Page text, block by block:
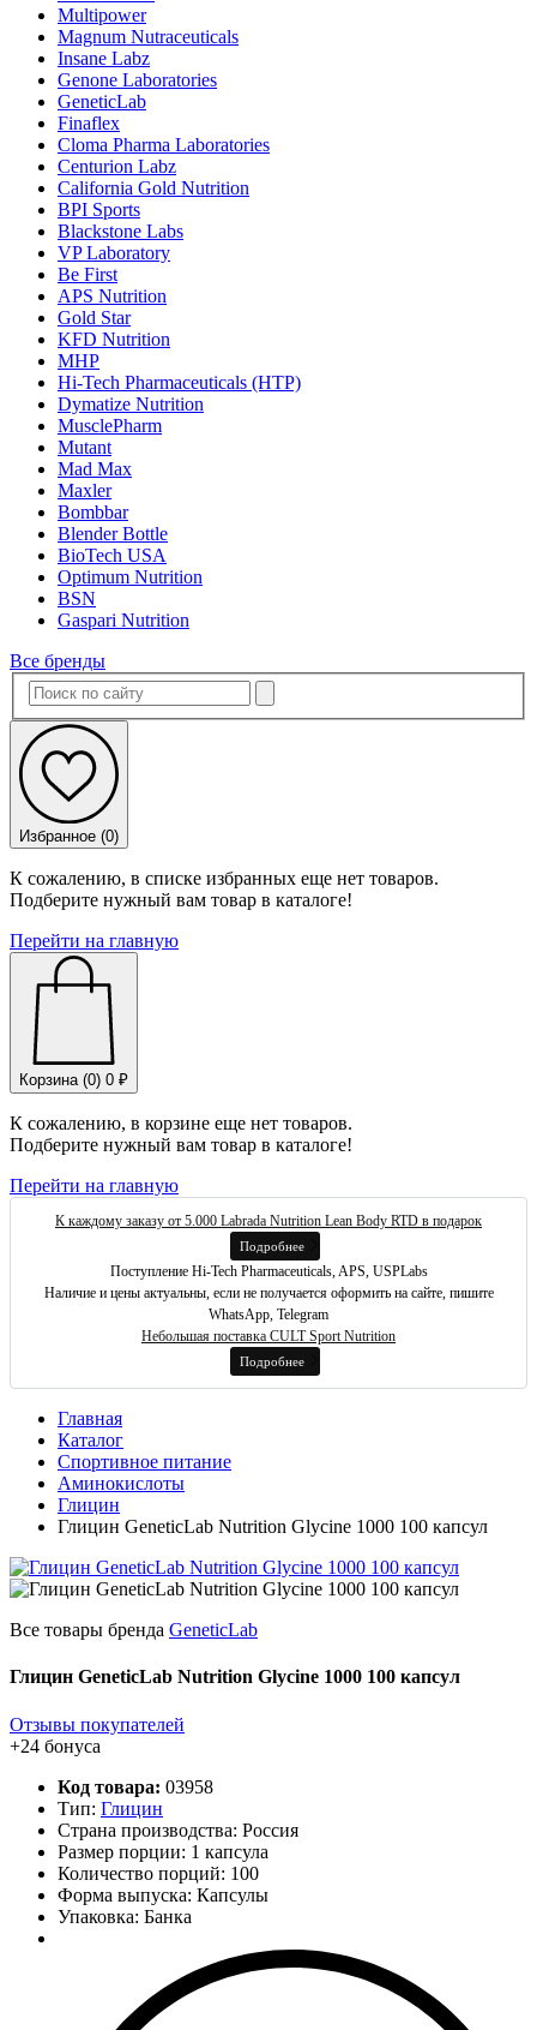
Multipower
Magnum Nutraceuticals
Insane Labz
Genone Laboratories
GeneticLab
Finaflex
Cloma Pharma Laboratories
Centurion Labz
California Gold Nutrition
BPI Sports
Blackstone Labs
VP Laboratory
Be First
APS Nutrition
Gold Star
KFD Nutrition
MHP
Hi-Tech Pharmaceuticals (HTP)
Dymatize Nutrition
MusclePharm
Mutant
Mad Max
Maxler
Bombbar
Blender Bottle
BioTech USA
Optimum Nutrition
BSN
Gaspari Nutrition
Все бренды
Избранное (0)
К сожалению, в списке избранных еще нет товаров.
Подберите нужный вам товар в каталоге!
Перейти на главную
Корзина (0) 0 ₽
К сожалению, в корзине еще нет товаров.
Подберите нужный вам товар в каталоге!
Перейти на главную
К каждому заказу от 5.000 Labrada Nutrition Lean Body RTD в подарок
Подробнее
Поступление Hi-Tech Pharmaceuticals, APS, USPLabs
Наличие и цены актуальны, если не получается оформить на сайте, пишите
WhatsApp, Telegram
Небольшая поставка CULT Sport Nutrition
Подробнее
Главная
Каталог
Спортивное питание
Аминокислоты
Глицин
Глицин GeneticLab Nutrition Glycine 1000 100 капсул
Все товары бренда GeneticLab
Глицин GeneticLab Nutrition Glycine 1000 100 капсул
Отзывы покупателей
+24 бонуса
Код товара: 03958
Тип: Глицин
Страна производства: Россия
Размер порции: 1 капсула
Количество порций: 100
Форма выпуска: Капсулы
Упаковка: Банка